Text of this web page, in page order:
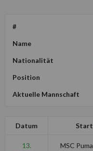
#
Name
Nationalität
Position
Aktuelle Mannschaft
Datum Start
13.
MSC Puma